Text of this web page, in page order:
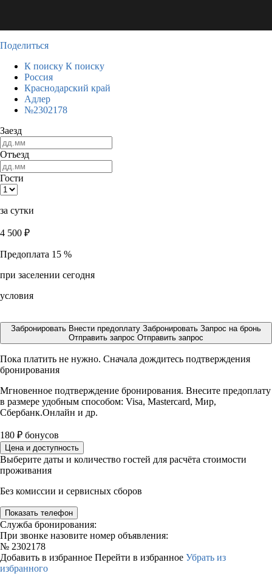
Поделиться
К поиску К поиску
Россия
Краснодарский край
Адлер
№2302178
Заезд
Отъезд
Гости
за сутки
4 500 ₽
Предоплата 15 %
при заселении сегодня
условия
Забронировать Внести предоплату Забронировать Запрос на бронь
Отправить запрос Отправить запрос
Пока платить не нужно. Сначала дождитесь подтверждения
бронирования
Мгновенное подтверждение бронирования. Внесите предоплату
в размере удобным способом: Visa, Mastercard, Мир,
Сбербанк.Онлайн и др.
180 ₽ бонусов
Цена и доступность
Выберите даты и количество гостей для расчёта стоимости
проживания
Без комиссии и сервисных сборов
Показать телефон
Служба бронирования:
При звонке назовите номер объявления:
№ 2302178
Добавить в избранное Перейти в избранное Убрать из
избранного